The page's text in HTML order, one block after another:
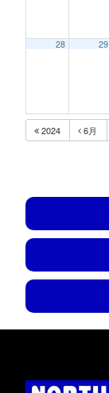
28 29
2024 6月